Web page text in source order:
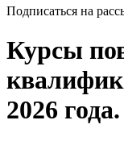
Подписаться на
Курсы
2026 года.